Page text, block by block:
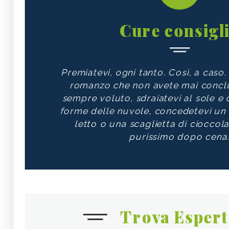
Cure
Premiatevi, ogni tanto. Così, a
romanzo che non avete mai
sempre voluto, sdraiatevi al sole e
forme delle nuvole, concedetevi
letto o una scaglietta di
purissimo dopo cena.
Trova